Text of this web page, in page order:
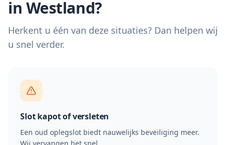
in Westland?
Herkent u één van deze situaties? Dan helpen wij
u snel verder.
Slot kapot of versleten
Een oud oplegslot biedt nauwelijks beveiliging meer.